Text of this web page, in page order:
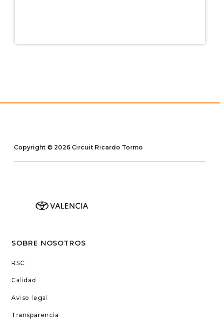
Copyright © 2026 Circuit Ricardo Tormo
SOBRE NOSOTROS
RSC
Calidad
Aviso legal
Transparencia